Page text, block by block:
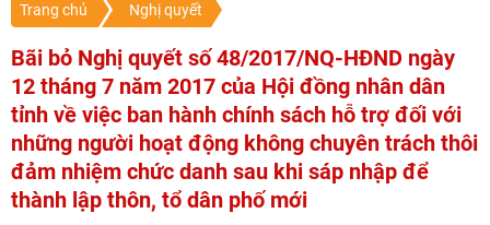
Trang chủ Nghị quyết
Bãi bỏ Nghị quyết số 48/2017/NQ-HĐND ngày
12 tháng 7 năm 2017 của Hội đồng nhân dân
tỉnh về việc ban hành chính sách hỗ trợ đối với
những người hoạt động không chuyên trách thôi
đảm nhiệm chức danh sau khi sáp nhập để
thành lập thôn, tổ dân phố mới